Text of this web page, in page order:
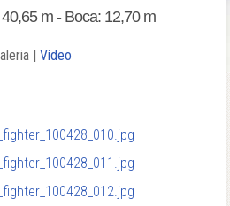
m - Boca: 12,70 m
| Vídeo